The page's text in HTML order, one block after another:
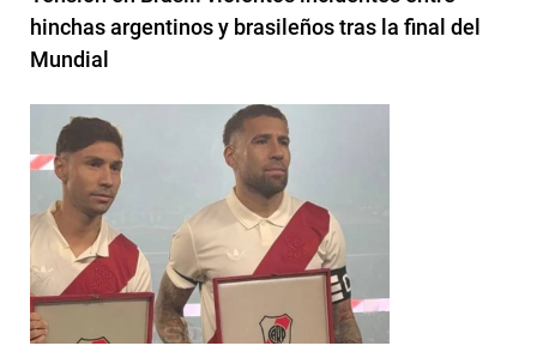
hinchas argentinos y brasileños tras la final del
Mundial